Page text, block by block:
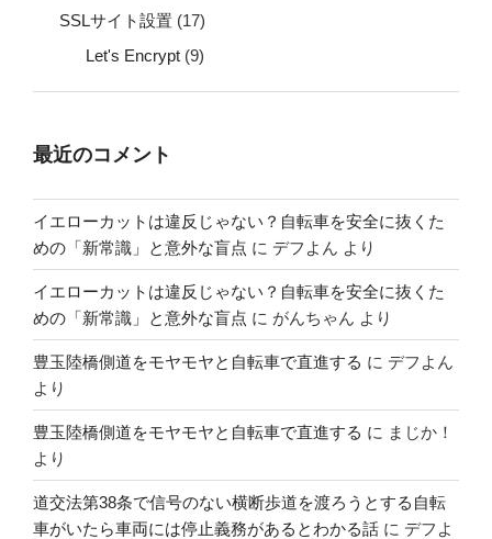
SSLサイト設置 (17)
Let's Encrypt (9)
最近のコメント
イエローカットは違反じゃない？自転車を安全に抜くた
めの「新常識」と意外な盲点 に デフよん より
イエローカットは違反じゃない？自転車を安全に抜くた
めの「新常識」と意外な盲点 に がんちゃん より
豊玉陸橋側道をモヤモヤと自転車で直進する に デフよん
より
豊玉陸橋側道をモヤモヤと自転車で直進する に まじか！
より
道交法第38条で信号のない横断歩道を渡ろうとする自転
車がいたら車両には停止義務があるとわかる話 に デフよ